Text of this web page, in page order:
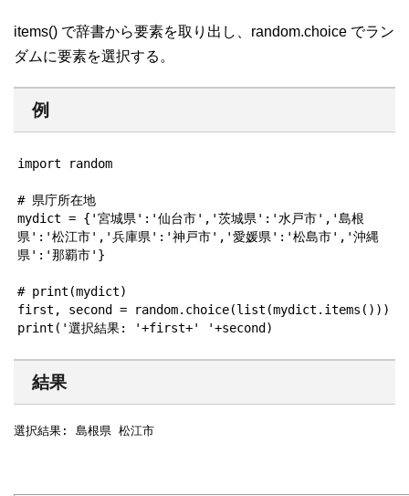
items() で辞書から要素を取り出し、random.choice でラン
ダムに要素を選択する。
例
import random
# 県庁所在地
mydict = {'宮城県':'仙台市','茨城県':'水戸市','島根
県':'松江市','兵庫県':'神戸市','愛媛県':'松島市','沖縄
県':'那覇市'}
# print(mydict)
first, second = random.choice(list(mydict.items()))
print('選択結果: '+first+' '+second)
結果
選択結果: 島根県 松江市